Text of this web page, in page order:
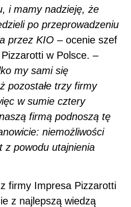
i mamy nadzieję, że
po przeprowadzeniu
przez KIO – ocenie szef
w Polsce. –
my sami się
pozostałe trzy firmy
w sumie cztery
firmą podnoszą tę
niemożliwości
z powodu utajnienia
firmy Impresa Pizzarotti
z najlepszą wiedzą